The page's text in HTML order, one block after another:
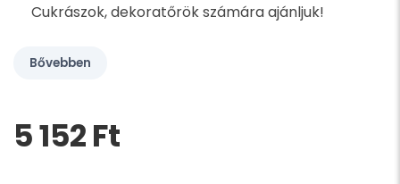
Cukrászok, dekoratőrök számára ajánljuk!
Bővebben
Kérem,
hagyja
5 152 Ft‎